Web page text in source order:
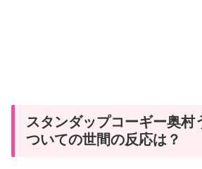
スタンダップコーギー奥村
ついての世間の反応は？